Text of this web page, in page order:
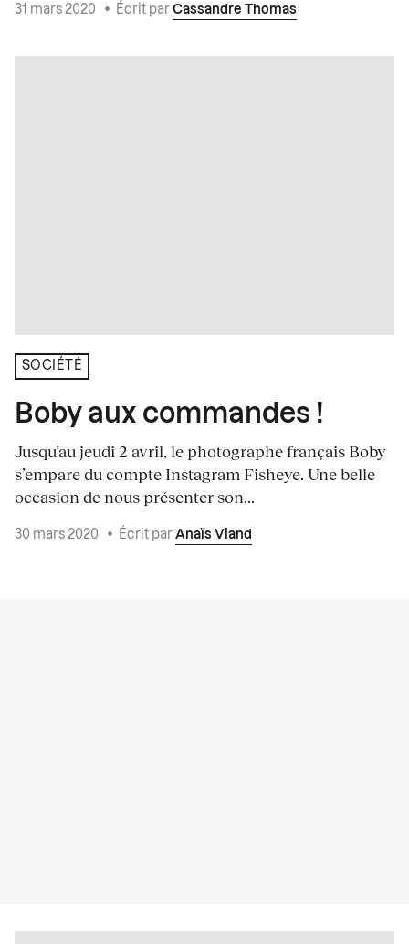
31 mars 2020 • Écrit par Cassandre Thomas
SOCIÉTÉ
Boby aux commandes !
Jusqu’au jeudi 2 avril, le photographe français Boby
s’empare du compte Instagram Fisheye. Une belle
occasion de nous présenter son...
30 mars 2020 • Écrit par Anaïs Viand